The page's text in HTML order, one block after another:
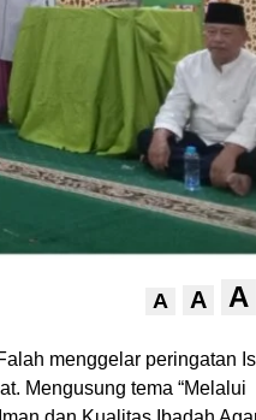
A A A
menggelar peringatan
Mengusung tema “Melalui